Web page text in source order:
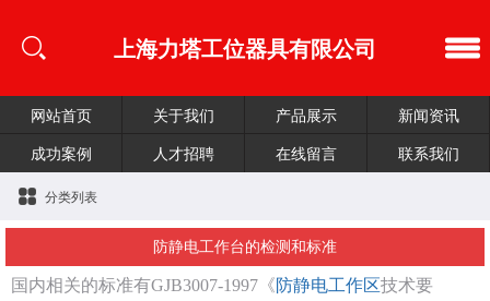
上海力塔工位器具有限公司
网站首页 关于我们 产品展示
新闻资讯
成功案例
人才招聘 在线留言 联系我们
分类列表
防静电工作台的检测和标准
国内相关的标准有GJB3007-1997《防静电工作区技术要